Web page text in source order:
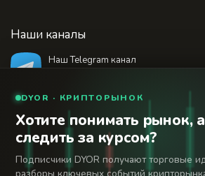
Наши каналы
Наш Telegram канал
18+
© 2026 Финансовый интернет-
Сегодня». Используя сайт
DYOR · КРИПТОРЫНОК
Хотите понимать рынок,
следить за курсом?
Подписчики DYOR получают торговые